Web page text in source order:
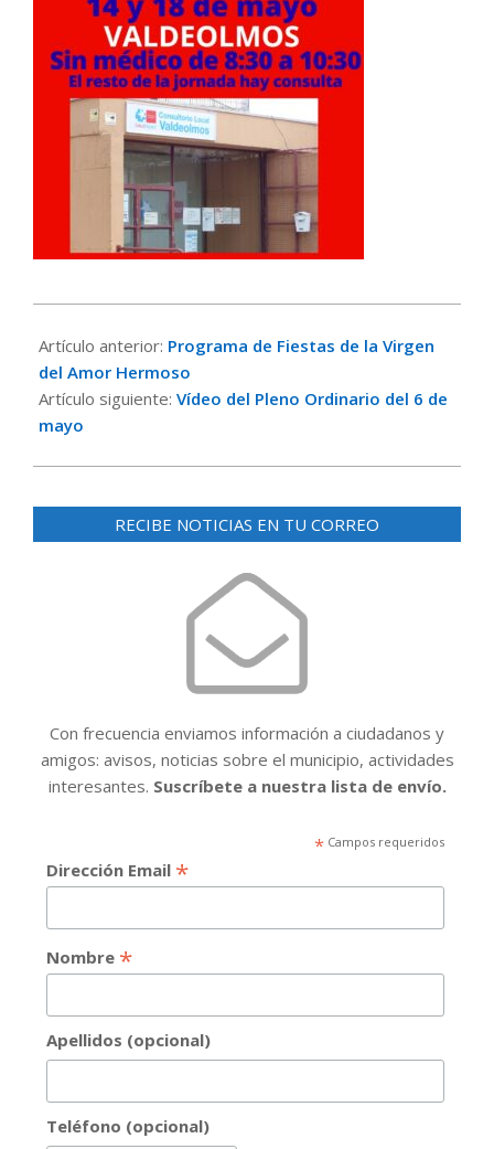
05-
13
Artículo anterior: Programa de Fiestas de la Virgen
del Amor Hermoso
Artículo siguiente: Vídeo del Pleno Ordinario del 6 de
mayo
RECIBE NOTICIAS EN TU CORREO
Con frecuencia enviamos información a ciudadanos y
amigos: avisos, noticias sobre el municipio, actividades
interesantes. Suscríbete a nuestra lista de envío.
*Campos requeridos
Dirección Email *
Nombre *
Apellidos (opcional)
Teléfono (opcional)